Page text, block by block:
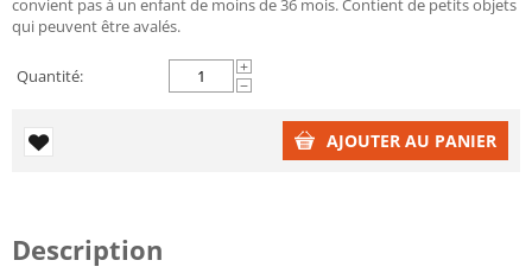
convient pas à un enfant de moins de 36 mois. Contient de petits objets
qui peuvent être avalés.
Quantité:
+
−
AJOUTER AU PANIER
Description